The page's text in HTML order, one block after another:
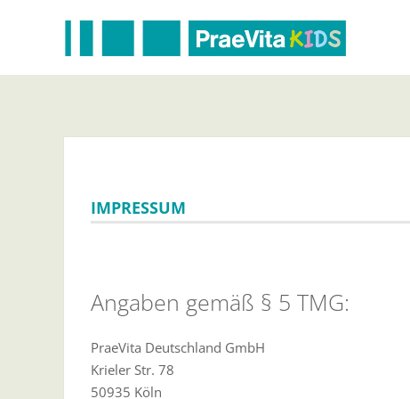
IMPRESSUM
Angaben gemäß § 5 TMG:
PraeVita Deutschland GmbH
Krieler Str. 78
50935 Köln